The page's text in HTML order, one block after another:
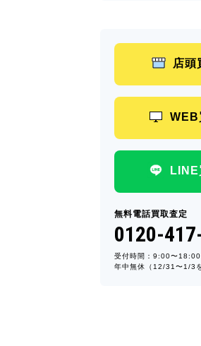
店頭
WEB
LINE
無料電話買取査定
0120-
受付時間：9:00〜18:00
年中無休（12/31〜1/3